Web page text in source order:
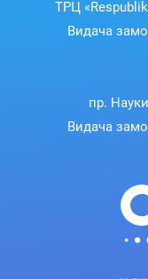
ТРЦ
Видача
пр.
Видача